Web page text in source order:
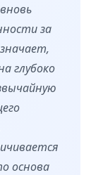
за
глубоко
основа